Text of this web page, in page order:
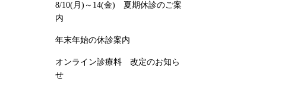
8/10(月)～14(金) 夏期休診のご案
内
年末年始の休診案内
オンライン診療料 改定のお知ら
せ